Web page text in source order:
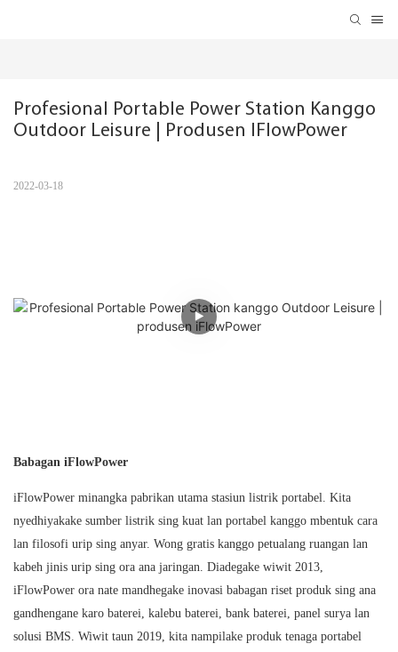
Profesional Portable Power Station Kanggo
Outdoor Leisure | Produsen IFlowPower
2022-03-18
Babagan iFlowPower
iFlowPower minangka pabrikan utama stasiun listrik portabel. Kita
nyedhiyakake sumber listrik sing kuat lan portabel kanggo mbentuk cara
lan filosofi urip sing anyar. Wong gratis kanggo petualang ruangan lan
kabeh jinis urip sing ora ana jaringan. Diadegake wiwit 2013,
iFlowPower ora nate mandhegake inovasi babagan riset produk sing ana
gandhengane karo baterei, kalebu baterei, bank baterei, panel surya lan
solusi BMS. Wiwit taun 2019, kita nampilake produk tenaga portabel